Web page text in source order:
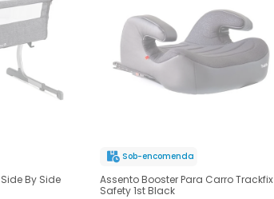
By Side
Sob-encomenda
Assento Booster Para Carro Trackfix
Safety 1st Black